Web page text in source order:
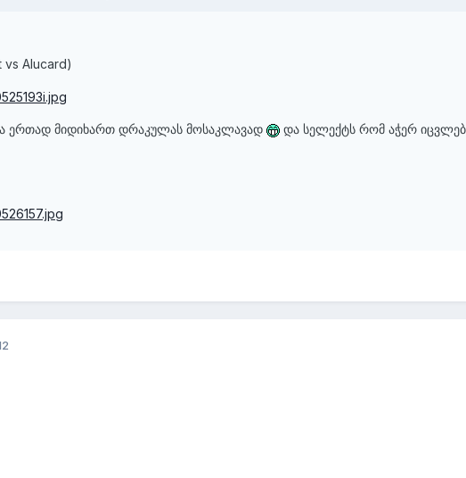
vs Alucard)
ერთად მიდიხართ დრაკულას მოსაკლავად
და სელექტს რომ აჭერ